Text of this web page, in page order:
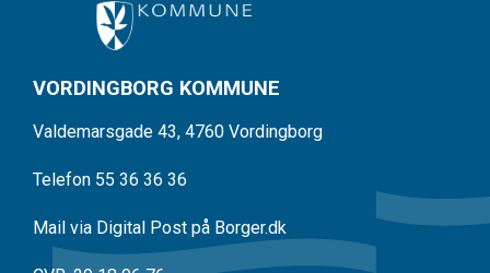
VORDINGBORG KOMMUNE
Valdemarsgade 43, 4760 Vordingborg
Telefon 55 36 36 36
Mail via Digital Post på Borger.dk